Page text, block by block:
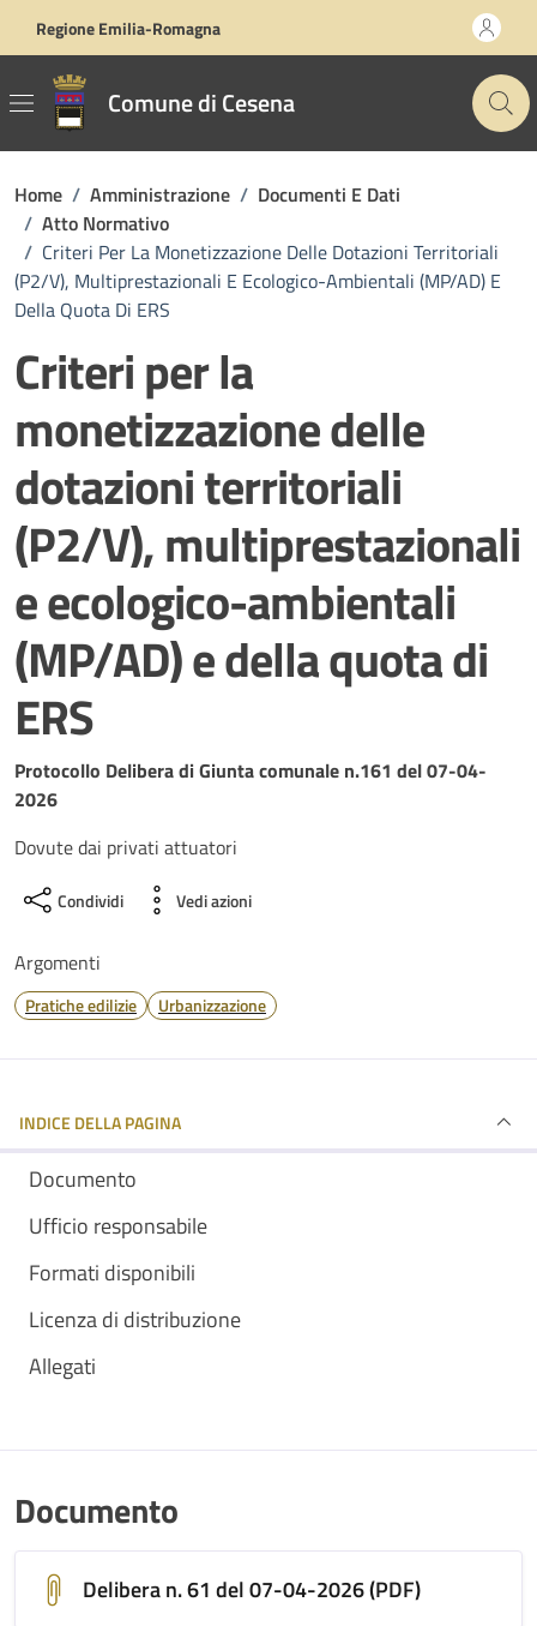
Regione Emilia-Romagna
Comune di Cesena
Home / Amministrazione / Documenti E Dati
/ Atto Normativo
/ Criteri Per La Monetizzazione Delle Dotazioni Territoriali
(P2/V), Multiprestazionali E Ecologico-Ambientali (MP/AD) E
Della Quota Di ERS
Criteri per la
monetizzazione delle
dotazioni territoriali
(P2/V), multiprestazionali
e ecologico-ambientali
(MP/AD) e della quota di
ERS
Dettagli del documento
Protocollo Delibera di Giunta comunale n.161 del 07-04-
2026
Dovute dai privati attuatori
Condividi Vedi azioni
Argomenti
Pratiche edilizie Urbanizzazione
INDICE DELLA PAGINA
Documento
Ufficio responsabile
Formati disponibili
Licenza di distribuzione
Allegati
Documento
Delibera n. 61 del 07-04-2026 (PDF)